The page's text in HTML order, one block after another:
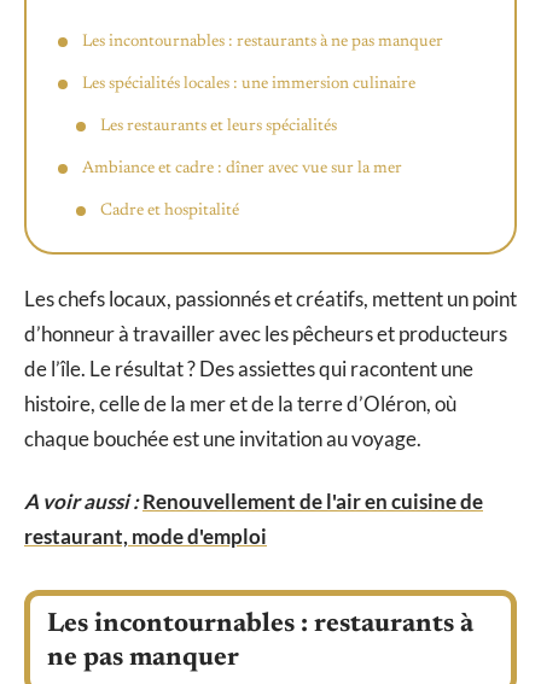
Les incontournables : restaurants à ne pas manquer
Les spécialités locales : une immersion culinaire
Les restaurants et leurs spécialités
Ambiance et cadre : dîner avec vue sur la mer
Cadre et hospitalité
Les chefs locaux, passionnés et créatifs, mettent un point
d’honneur à travailler avec les pêcheurs et producteurs
de l’île. Le résultat ? Des assiettes qui racontent une
histoire, celle de la mer et de la terre d’Oléron, où
chaque bouchée est une invitation au voyage.
A voir aussi :Renouvellement de l'air en cuisine de
restaurant, mode d'emploi
Les incontournables : restaurants à
ne pas manquer